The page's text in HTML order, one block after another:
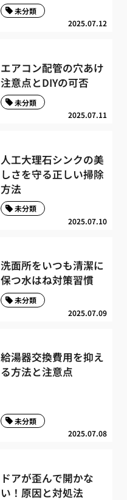
2025.07.12
未分類
エアコン配管の穴あけ
注意点とDIYの可否
2025.07.11
未分類
人工大理石シンクの美
しさを守る正しい掃除
方法
2025.07.10
未分類
洗面所をいつも清潔に
保つ水はね対策習慣
2025.07.09
未分類
給湯器交換費用を抑え
る方法と注意点
2025.07.08
未分類
ドアが歪んで開かな
い！原因と対処法